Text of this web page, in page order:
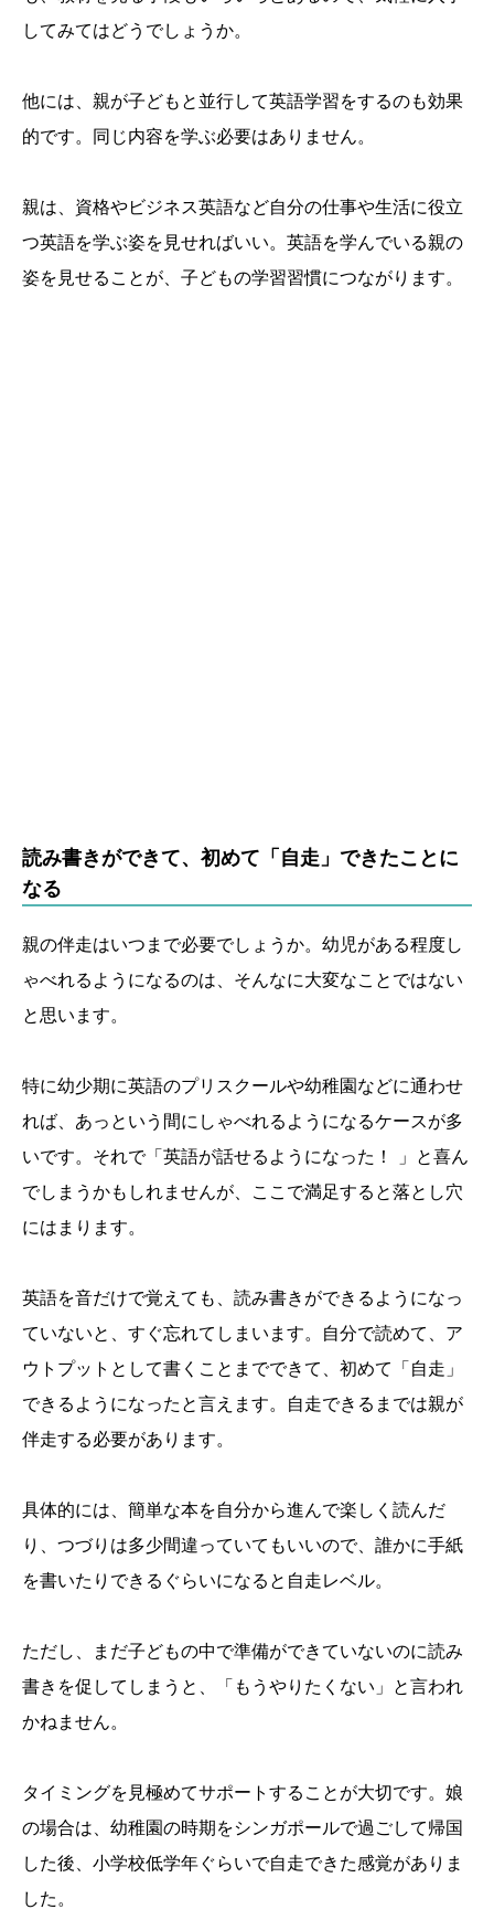
してみてはどうでしょうか。
他には、親が子どもと並行して英語学習をするのも効果
的です。同じ内容を学ぶ必要はありません。
親は、資格やビジネス英語など自分の仕事や生活に役立
つ英語を学ぶ姿を見せればいい。英語を学んでいる親の
姿を見せることが、子どもの学習習慣につながります。
読み書きができて、初めて「自走」できたことに
なる
親の伴走はいつまで必要でしょうか。幼児がある程度し
ゃべれるようになるのは、そんなに大変なことではない
と思います。
特に幼少期に英語のプリスクールや幼稚園などに通わせ
れば、あっという間にしゃべれるようになるケースが多
いです。それで「英語が話せるようになった！ 」と喜ん
でしまうかもしれませんが、ここで満足すると落とし穴
にはまります。
英語を音だけで覚えても、読み書きができるようになっ
ていないと、すぐ忘れてしまいます。自分で読めて、ア
ウトプットとして書くことまでできて、初めて「自走」
できるようになったと言えます。自走できるまでは親が
伴走する必要があります。
具体的には、簡単な本を自分から進んで楽しく読んだ
り、つづりは多少間違っていてもいいので、誰かに手紙
を書いたりできるぐらいになると自走レベル。
ただし、まだ子どもの中で準備ができていないのに読み
書きを促してしまうと、「もうやりたくない」と言われ
かねません。
タイミングを見極めてサポートすることが大切です。娘
の場合は、幼稚園の時期をシンガポールで過ごして帰国
した後、小学校低学年ぐらいで自走できた感覚がありま
した。